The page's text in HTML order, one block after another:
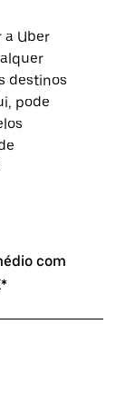
a Uber
destinos
pode
com